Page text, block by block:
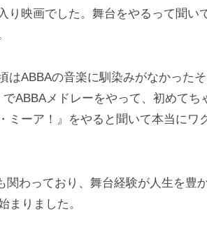
り映画でした。舞台をやるって聞い
はABBAの音楽に馴染みがなかった
ABBAメドレーをやって、初めてち
ミーア！』をやると聞いて本当にワ
わっており、舞台経験が人生を豊
まりました。